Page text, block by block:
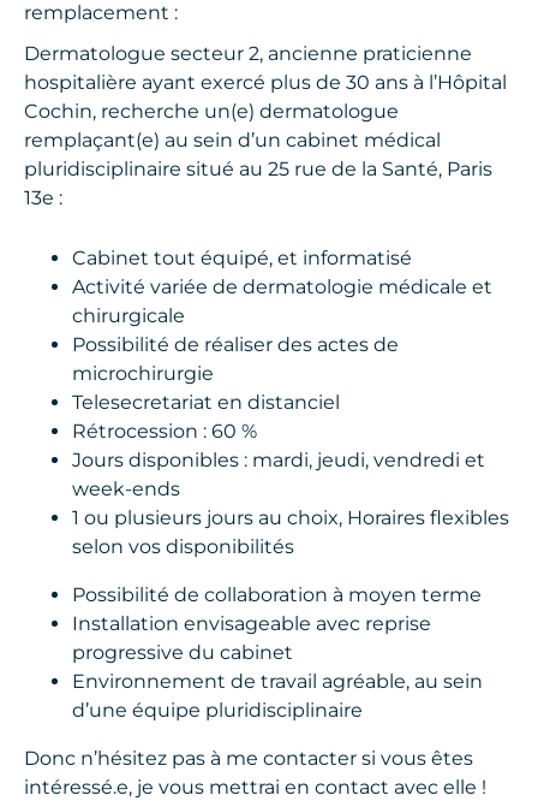
remplacement :
Dermatologue secteur 2, ancienne praticienne
hospitalière ayant exercé plus de 30 ans à l’Hôpital
Cochin, recherche un(e) dermatologue
remplaçant(e) au sein d’un cabinet médical
pluridisciplinaire situé au 25 rue de la Santé, Paris
13e :
Cabinet tout équipé, et informatisé
Activité variée de dermatologie médicale et
chirurgicale
Possibilité de réaliser des actes de
microchirurgie
Telesecretariat en distanciel
Rétrocession : 60 %
Jours disponibles : mardi, jeudi, vendredi et
week-ends
1 ou plusieurs jours au choix, Horaires flexibles
selon vos disponibilités
Possibilité de collaboration à moyen terme
Installation envisageable avec reprise
progressive du cabinet
Environnement de travail agréable, au sein
d’une équipe pluridisciplinaire
Donc n’hésitez pas à me contacter si vous êtes
intéressé.e, je vous mettrai en contact avec elle !